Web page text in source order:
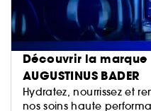
Découvrir la marque
AUGUSTINUS BADER
Hydratez, nourrissez et
nos soins haute